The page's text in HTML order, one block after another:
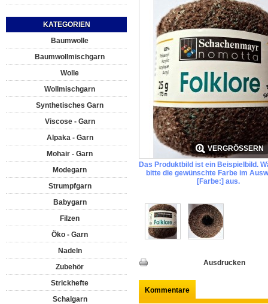
KATEGORIEN
Baumwolle
Baumwollmischgarn
Wolle
Wollmischgarn
Synthetisches Garn
Viscose - Garn
Alpaka - Garn
Mohair - Garn
Modegarn
Strumpfgarn
Babygarn
Filzen
Öko - Garn
Nadeln
Zubehör
Strickhefte
Schalgarn
VERGRÖSSERN
Das Produktbild ist ein Beispielbild.
bitte die gewünschte Farbe im
[Farbe:] aus.
Ausdrucken
Kommentare